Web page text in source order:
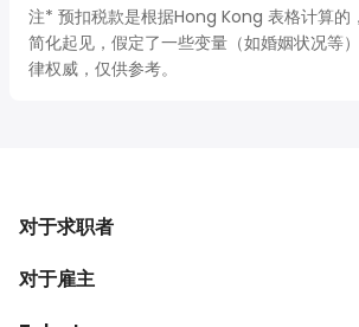
注* 预扣税款是根据Hong Kong 表格计算的
简化起见，假定了一些变量（如婚姻状况等
律权威，仅供参考。
对于求职者
搜索工作
对于雇主